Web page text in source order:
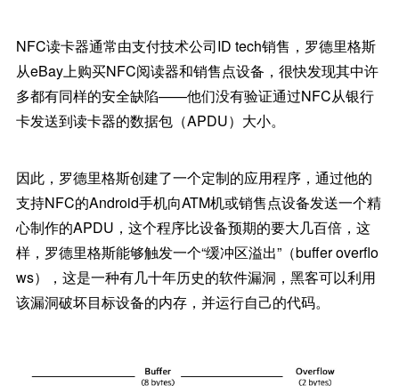
NFC读卡器通常由支付技术公司ID tech销售，罗德里格斯
从eBay上购买NFC阅读器和销售点设备，很快发现其中许
多都有同样的安全缺陷——他们没有验证通过NFC从银行
卡发送到读卡器的数据包（APDU）大小。
因此，罗德里格斯创建了一个定制的应用程序，通过他的
支持NFC的Android手机向ATM机或销售点设备发送一个精
心制作的APDU，这个程序比设备预期的要大几百倍，这
样，罗德里格斯能够触发一个“缓冲区溢出”（buffer overflo
ws），这是一种有几十年历史的软件漏洞，黑客可以利用
该漏洞破坏目标设备的内存，并运行自己的代码。